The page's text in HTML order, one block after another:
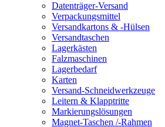
Datenträger-Versand
Verpackungsmittel
Versandkartons & -Hülsen
Versandtaschen
Lagerkästen
Falzmaschinen
Lagerbedarf
Karten
Versand-Schneidwerkzeuge
Leitern & Klapptritte
Markierungslösungen
Magnet-Taschen /-Rahmen